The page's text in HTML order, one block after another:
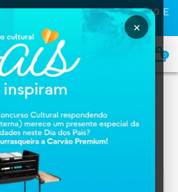
USE O CUPOMMAFRA10 E
0
×